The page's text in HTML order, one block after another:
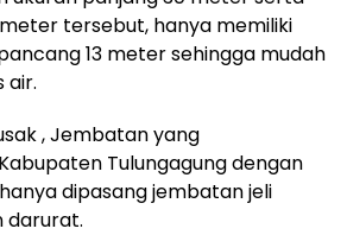
tersebut, hanya memiliki
13 meter sehingga mudah
air.
, Jembatan yang
Tulungagung dengan
dipasang jembatan jeli
darurat.